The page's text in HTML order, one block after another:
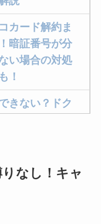
カード解約ま
暗証番号が分
い場合の対処
！
きない？ドク
法まとめ！契
なし！キャ